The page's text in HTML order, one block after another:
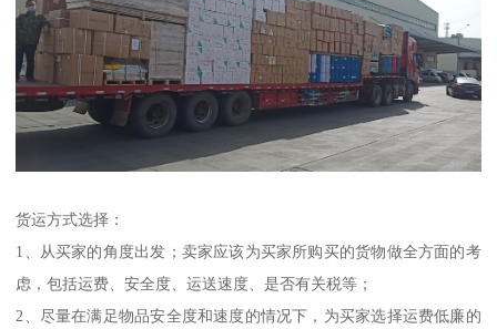
货运方式选择：
1、从买家的角度出发；卖家应该为买家所购买的货物做全方面的考
虑，包括运费、安全度、运送速度、是否有关税等；
2、尽量在满足物品安全度和速度的情况下，为买家选择运费低廉的